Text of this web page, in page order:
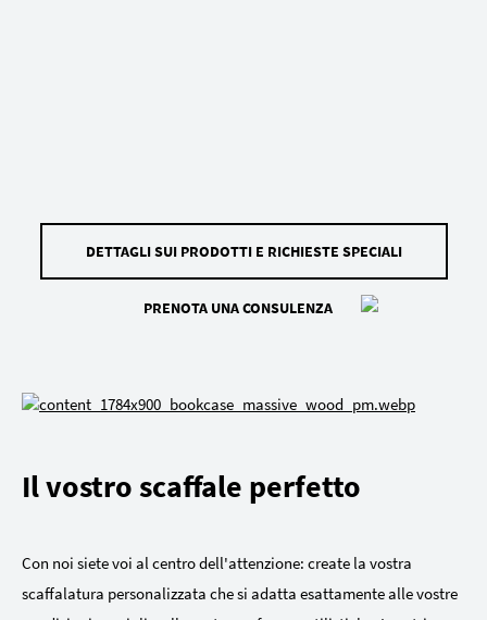
DETTAGLI SUI PRODOTTI E RICHIESTE SPECIALI
PRENOTA UNA CONSULENZA
Il vostro scaffale perfetto
Con noi siete voi al centro dell'attenzione: create la vostra
scaffalatura personalizzata che si adatta esattamente alle vostre